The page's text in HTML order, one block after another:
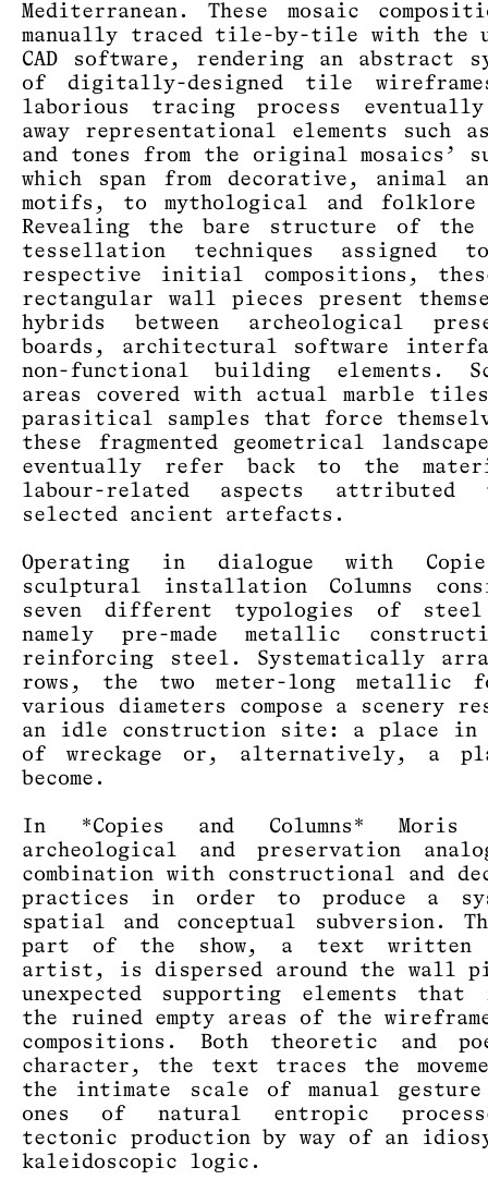
Mediterranean. These mosaic
manually traced tile-by-tile with the
CAD software, rendering an abstract
of digitally-designed tile
laborious tracing process
away representational elements such
and tones from the original mosaics’
which span from decorative, animal
motifs, to mythological and folklore
Revealing the bare structure of the
tessellation techniques assigned
respective initial compositions,
rectangular wall pieces present
hybrids between archeological
boards, architectural software
non-functional building elements.
areas covered with actual marble
parasitical samples that force
these fragmented geometrical
eventually refer back to the
labour-related aspects
selected ancient artefacts.
Operating in dialogue with
sculptural installation Columns
seven different typologies of steel
namely pre-made metallic
reinforcing steel. Systematically
rows, the two meter-long metallic
various diameters compose a scenery
an idle construction site: a place in
of wreckage or, alternatively, a
become.
In *Copies and Columns* Moris
archeological and preservation
combination with constructional and
practices in order to produce a
spatial and conceptual subversion.
part of the show, a text written
artist, is dispersed around the wall
unexpected supporting elements
the ruined empty areas of the
compositions. Both theoretic and
character, the text traces the
the intimate scale of manual
ones of natural entropic
tectonic production by way of an
kaleidoscopic logic.